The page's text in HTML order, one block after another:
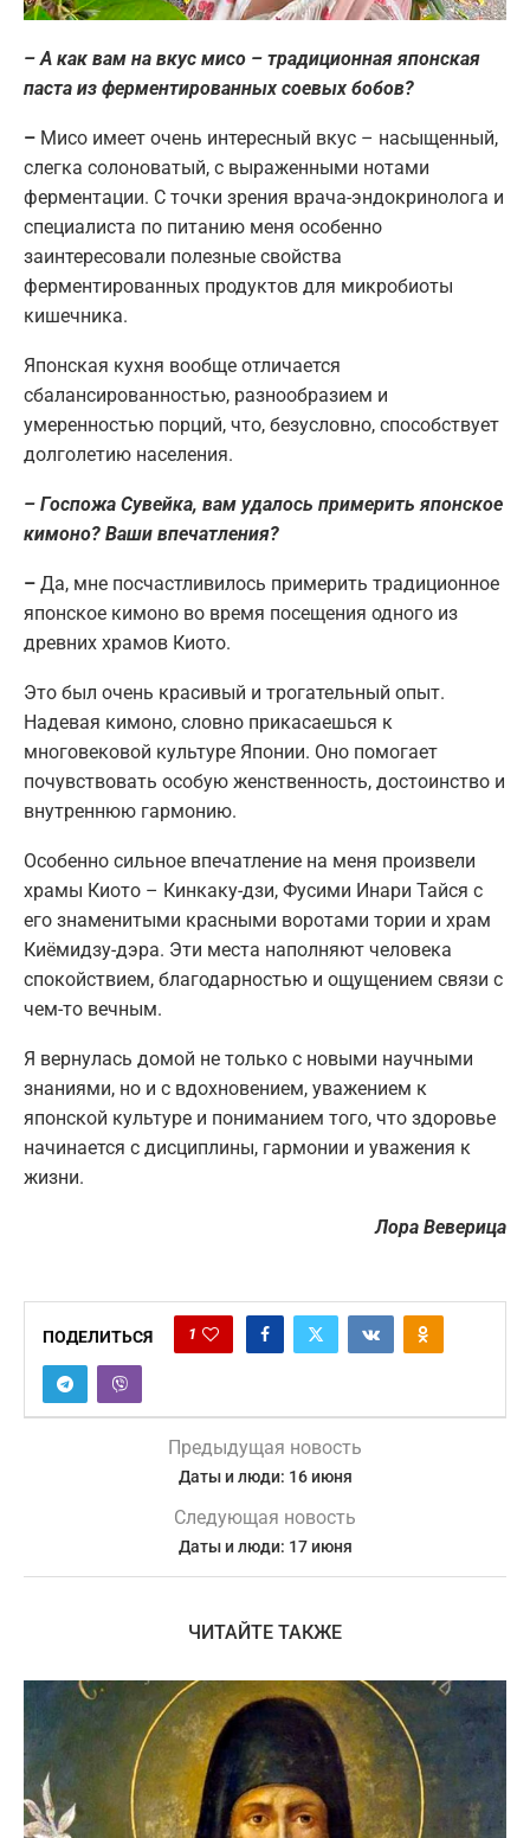
– А как вам на вкус мисо – традиционная японская
паста из ферментированных соевых бобов?
– Мисо имеет очень интересный вкус – насыщенный,
слегка солоноватый, с выраженными нотами
ферментации. С точки зрения врача-эндокринолога и
специалиста по питанию меня особенно
заинтересовали полезные свойства
ферментированных продуктов для микробиоты
кишечника.
Японская кухня вообще отличается
сбалансированностью, разнообразием и
умеренностью порций, что, безусловно, способствует
долголетию населения.
– Госпожа Сувейка, вам удалось примерить японское
кимоно? Ваши впечатления?
– Да, мне посчастливилось примерить традиционное
японское кимоно во время посещения одного из
древних храмов Киото.
Это был очень красивый и трогательный опыт.
Надевая кимоно, словно прикасаешься к
многовековой культуре Японии. Оно помогает
почувствовать особую женственность, достоинство и
внутреннюю гармонию.
Особенно сильное впечатление на меня произвели
храмы Киото – Кинкаку-дзи, Фусими Инари Тайся с
его знаменитыми красными воротами тории и храм
Киёмидзу-дэра. Эти места наполняют человека
спокойствием, благодарностью и ощущением связи с
чем-то вечным.
Я вернулась домой не только с новыми научными
знаниями, но и с вдохновением, уважением к
японской культуре и пониманием того, что здоровье
начинается с дисциплины, гармонии и уважения к
жизни.
Лора Веверица
ПОДЕЛИТЬСЯ 1
Предыдущая новость
Даты и люди: 16 июня
Следующая новость
Даты и люди: 17 июня
ЧИТАЙТЕ ТАКЖЕ